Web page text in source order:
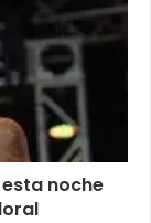
noche